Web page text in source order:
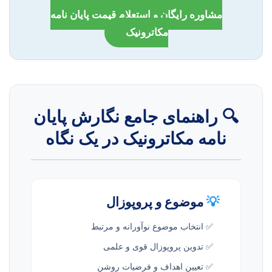
مشاوره رایگان و استعلام قیمت پایان نامه
مکاترونیک
🔍 راهنمای جامع نگارش پایان
نامه مکاترونیک در یک نگاه
💡 موضوع و پروپوزال
✅ انتخاب موضوع نوآورانه و مرتبط
✅ تدوین پروپوزال قوی و علمی
✅ تعیین اهداف و فرضیات روشن